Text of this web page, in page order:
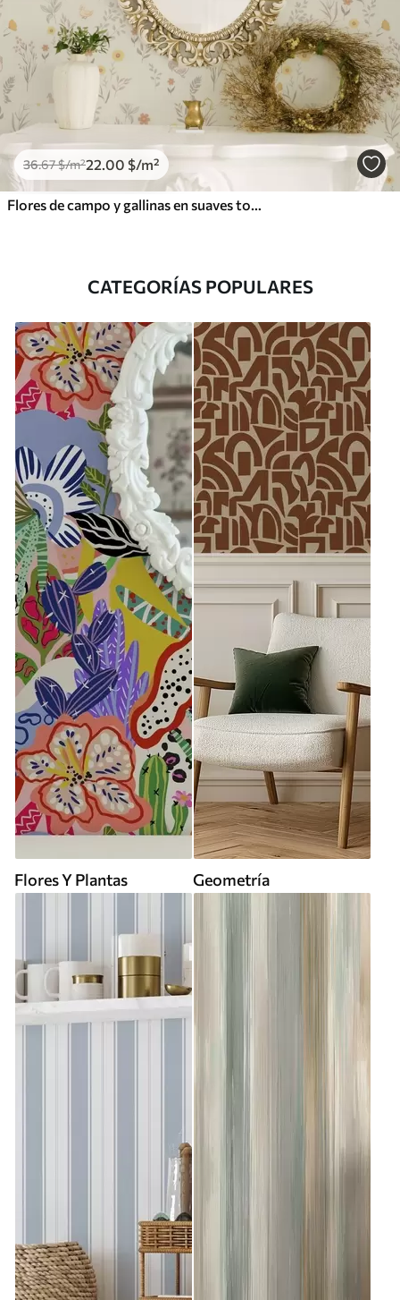
36.67$/m²22.00 $/m²
Flores de campo y gallinas en suaves tonos pastel
CATEGORÍAS POPULARES
Flores Y Plantas Geometría